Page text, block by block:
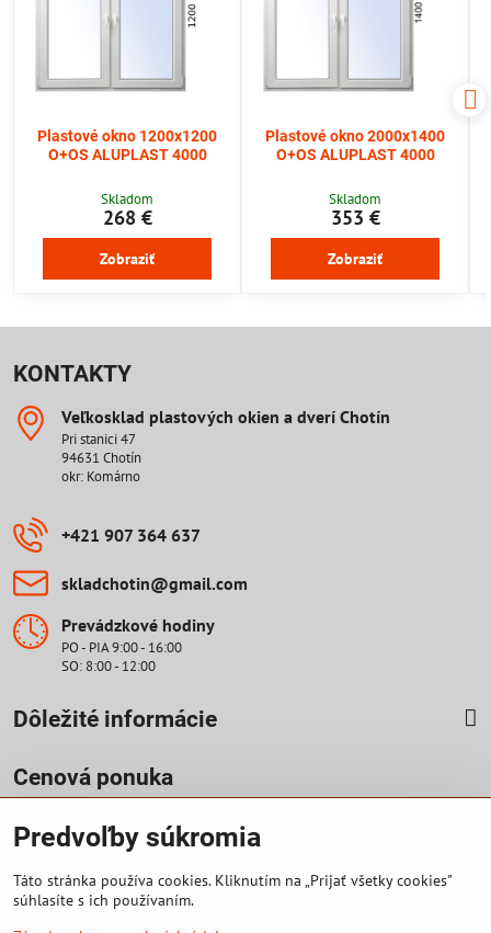
Plastové okno 1200x1200
O+OS ALUPLAST 4000
Skladom
268 €
Zobraziť
Plastové okno 2000x1400
O+OS ALUPLAST 4000
Skladom
353 €
Zobraziť
KONTAKTY
Veľkosklad plastových okien a dverí Chotín
Pri stanici 47
94631 Chotín
okr: Komárno
+421 907 364 637
skladchotin​@gmail​.com
Prevádzkové hodiny
PO - PIA 9:00 - 16:00
SO: 8:00 - 12:00
Dôležité informácie
Cenová ponuka
Vyplniť formulár
©
Predvoľby súkromia
Táto stránka používa cookies. Kliknutím na „Prijať všetky cookies"
súhlasíte s ich používaním.